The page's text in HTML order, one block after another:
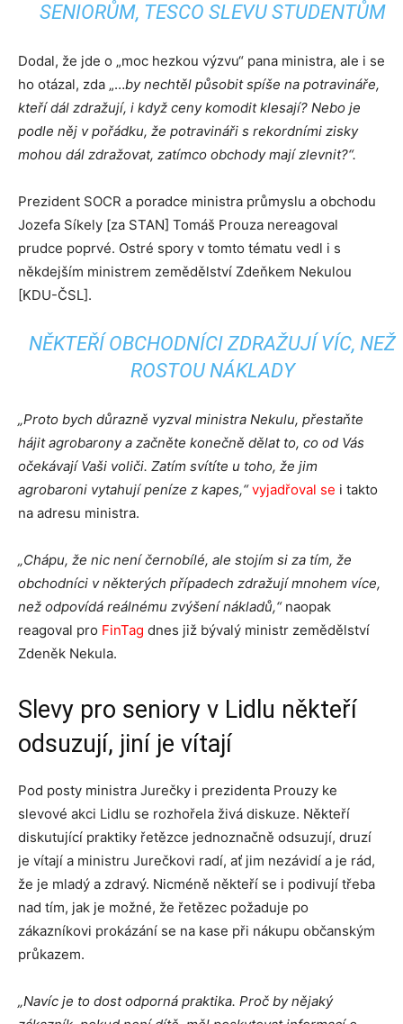
SENIORŮM, TESCO SLEVU STUDENTŮM
Dodal, že jde o „moc hezkou výzvu“ pana ministra, ale i se
ho otázal, zda „…by nechtěl působit spíše na potravináře,
kteří dál zdražují, i když ceny komodit klesají? Nebo je
podle něj v pořádku, že potravináři s rekordními zisky
mohou dál zdražovat, zatímco obchody mají zlevnit?“.
Prezident SOCR a poradce ministra průmyslu a obchodu
Jozefa Síkely [za STAN] Tomáš Prouza nereagoval
prudce poprvé. Ostré spory v tomto tématu vedl i s
někdejším ministrem zemědělství Zdeňkem Nekulou
[KDU-ČSL].
NĚKTEŘÍ OBCHODNÍCI ZDRAŽUJÍ VÍC, NEŽ
ROSTOU NÁKLADY
„Proto bych důrazně vyzval ministra Nekulu, přestaňte
hájit agrobarony a začněte konečně dělat to, co od Vás
očekávají Vaši voliči. Zatím svítíte u toho, že jim
agrobaroni vytahují peníze z kapes,“ vyjadřoval se i takto
na adresu ministra.
„Chápu, že nic není černobílé, ale stojím si za tím, že
obchodníci v některých případech zdražují mnohem více,
než odpovídá reálnému zvýšení nákladů,“naopak
reagoval pro FinTag dnes již bývalý ministr zemědělství
Zdeněk Nekula.
Slevy pro seniory v Lidlu někteří
odsuzují, jiní je vítají
Pod posty ministra Jurečky i prezidenta Prouzy ke
slevové akci Lidlu se rozhořela živá diskuze. Někteří
diskutující praktiky řetězce jednoznačně odsuzují, druzí
je vítají a ministru Jurečkovi radí, ať jim nezávidí a je rád,
že je mladý a zdravý. Nicméně někteří se i podivují třeba
nad tím, jak je možné, že řetězec požaduje po
zákazníkovi prokázání se na kase při nákupu občanským
průkazem.
„Navíc je to dost odporná praktika. Proč by nějaký